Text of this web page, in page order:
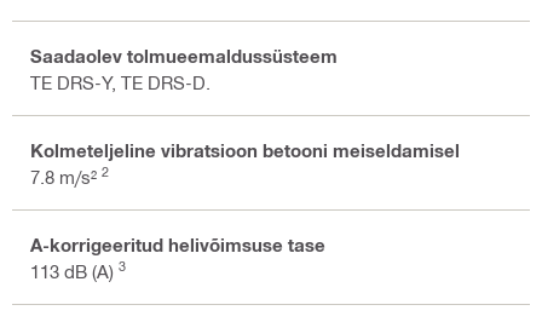
Saadaolev tolmueemaldussüsteem
TE DRS-Y, TE DRS-D.
Kolmeteljeline vibratsioon betooni meiseldamisel
7.8 m/s² 2
A-korrigeeritud helivõimsuse tase
113 dB (A) 3